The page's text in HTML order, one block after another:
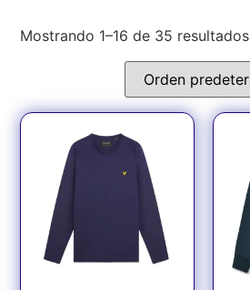
Mostrando 1–16 de 35 resultados